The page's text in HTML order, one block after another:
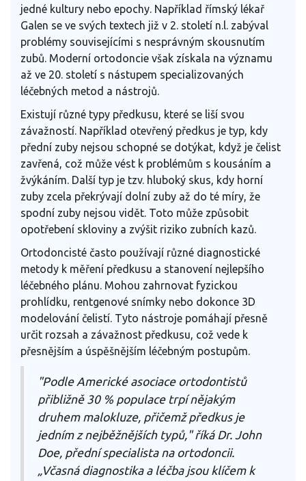
jedné kultury nebo epochy. Například římský lékař
Galen se ve svých textech již v 2. století n.l. zabýval
problémy souvisejícími s nesprávným skousnutím
zubů. Moderní ortodoncie však získala na významu
až ve 20. století s nástupem specializovaných
léčebných metod a nástrojů.
Existují různé typy předkusu, které se liší svou
závažností. Například otevřený předkus je typ, kdy
přední zuby nejsou schopné se dotýkat, když je čelist
zavřená, což může vést k problémům s kousáním a
žvýkáním. Další typ je tzv. hluboký skus, kdy horní
zuby zcela překrývají dolní zuby až do té míry, že
spodní zuby nejsou vidět. Toto může způsobit
opotřebení skloviny a zvýšit riziko zubních kazů.
Ortodoncisté často používají různé diagnostické
metody k měření předkusu a stanovení nejlepšího
léčebného plánu. Mohou zahrnovat fyzickou
prohlídku, rentgenové snímky nebo dokonce 3D
modelování čelistí. Tyto nástroje pomáhají přesně
určit rozsah a závažnost předkusu, což vede k
přesnějším a úspěšnějším léčebným postupům.
"Podle Americké asociace ortodontistů
přibližně 30 % populace trpí nějakým
druhem malokluze, přičemž předkus je
jedním z nejběžnějších typů," říká Dr. John
Doe, přední specialista na ortodoncii.
„Včasná diagnostika a léčba jsou klíčem k